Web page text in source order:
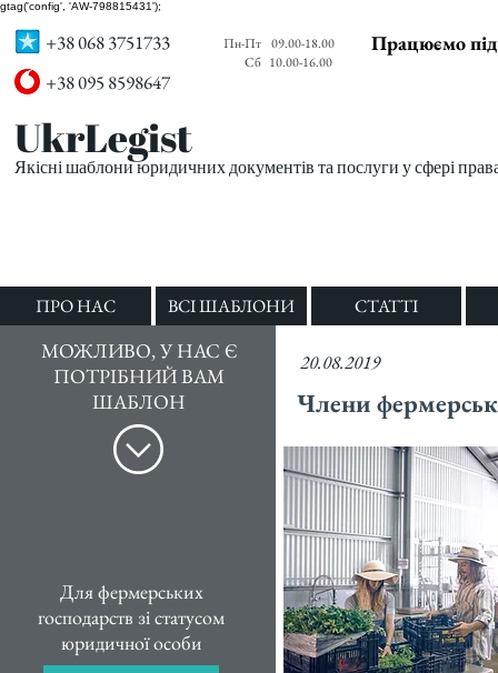
gtag('config', 'AW-798815431');
+38 068 3751733
+38 095 8598647
Пн-Пт
Сб
09.00-18.00
10.00-16.00
Працюємо
UkrLegist
Якісні шаблони юридичних документів та послуги у сфері
ПРО НАС ВСІ ШАБЛОНИ СТАТТІ
МОЖЛИВО, У НАС Є
ПОТРІБНИЙ ВАМ
ШАБЛОН
Для фермерських
господарств зі статусом
юридичної особи
20.08.2019
Члени